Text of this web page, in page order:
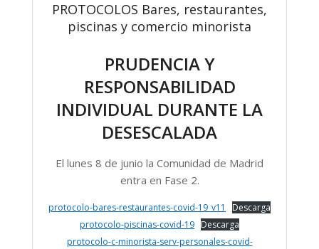
PROTOCOLOS Bares, restaurantes,
piscinas y comercio minorista
PRUDENCIA Y
RESPONSABILIDAD
INDIVIDUAL DURANTE LA
DESESCALADA
El lunes 8 de junio la Comunidad de Madrid
entra en Fase 2.
protocolo-bares-restaurantes-covid-19_v11
Descarga
protocolo-piscinas-covid-19 Descarga
protocolo-c-minorista-serv-personales-covid-